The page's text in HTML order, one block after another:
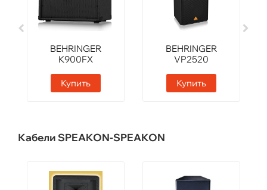
BEHRINGER
K900FX
Купить
BEHRINGER
VP2520
Купить
Кабели SPEAKON-SPEAKON